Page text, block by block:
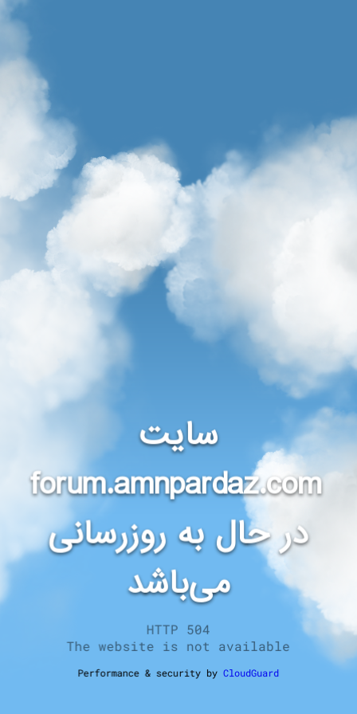
سایت
forum.amnpardaz.com
در حال به روزرسانی
می‌باشد
HTTP 504
The website is not available
Performance & security byCloudGuard